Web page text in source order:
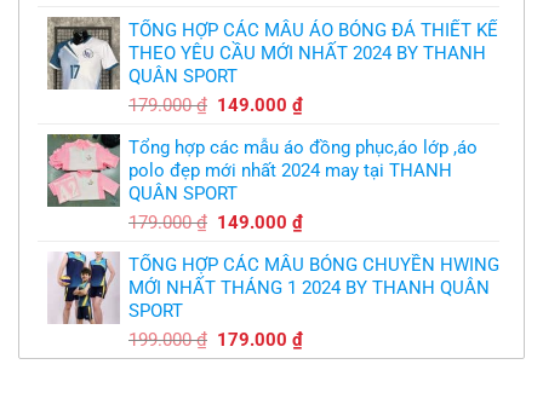
là:
350.000 ₫.
tại
là:
TỔNG HỢP CÁC MẪU ÁO BÓNG ĐÁ THIẾT KẾ
THEO YÊU CẦU MỚI NHẤT 2024 BY THANH
QUÂN SPORT
179.000₫ Giá
là:
179.000 ₫.
149.000₫Giá
tại
là:
Tổng hợp các mẫu áo đồng phục,áo lớp ,áo
polo đẹp mới nhất 2024 may tại THANH
QUÂN SPORT
179.000₫ Giá
là:
179.000 ₫.
149.000₫Giá
tại
là:
TỔNG HỢP CÁC MẪU BÓNG CHUYỀN HWING
MỚI NHẤT THÁNG 1 2024 BY THANH QUÂN
SPORT
199.000₫ Giá
gốc
179.000₫Giá
hiện